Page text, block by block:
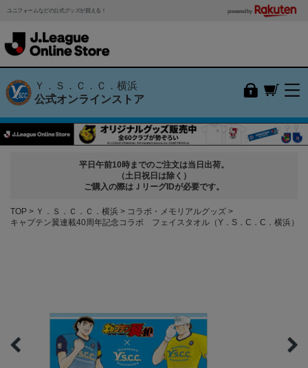
ユニフォームなどの公式グッズが買える！ powered by
Ｙ．Ｓ．Ｃ．Ｃ．横浜
公式オンラインストア
平日午前10時までのご注文は当日出荷。
（土日祝日は除く）
ご購入の際はＪリーグIDが必要です。
TOP Ｙ．Ｓ．Ｃ．Ｃ．横浜
コラボ・メモリアルグッズ
キャプテン翼連載40周年記念コラボ フェイスタオル（Y．S．C．C．横浜）